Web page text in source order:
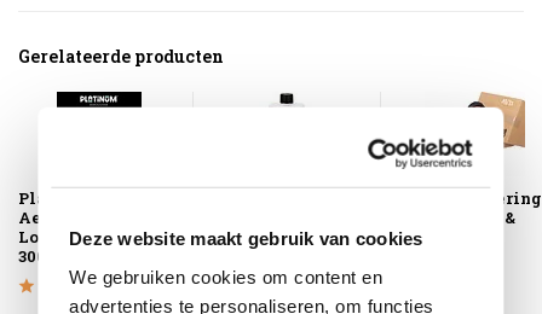
Deze website maakt gebruik van cookies
We gebruiken cookies om content en
advertenties te personaliseren, om functies
Gerelateerde producten
Platinum
AeroCover
Loungesethoes
300x250xH70
Extra gemak &
geen afval